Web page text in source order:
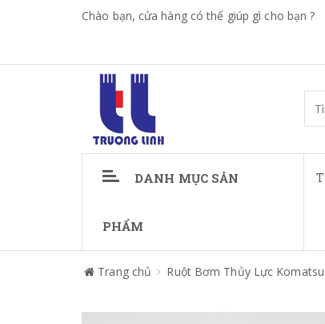
Chào bạn, cửa hàng có thể giúp gì cho bạn ?
DANH MỤC SẢN
PHẨM
Trang chủ Ruột Bơm Thủy Lực Komatsu